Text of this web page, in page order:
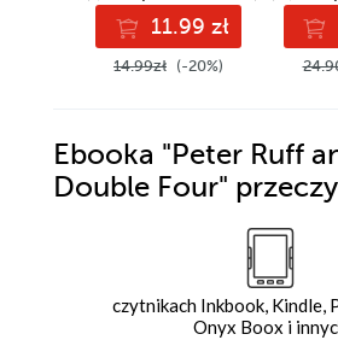
11.99 zł
14.99zł (-20%)
Ebooka "Peter Ruff
Double Four"
czytnikach Inkbook, Kindle,
Onyx Boox i